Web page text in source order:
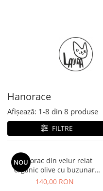
Căciuli
Cămăși
Hanorace
Overalle
Pantaloni
Cămăși
Fulare
Jachete și paltoane
Jambiere
Overalle
Căciuli
Fulare
Jachete și paltoane
Jambiere
Overalle
Detergenți ecologici
Jachete și paltoane
Kimono
Hanorace
Afișează: 1-8 din 8 produse
FILTRE
NOU
Hanorac din velur reiat
organic olive cu buzunar
frontal gri, pentru copii
140,00 RON